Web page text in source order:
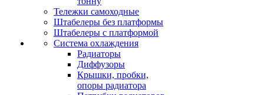
Тележки самоходные
Штабелеры без платформы
Штабелеры с платформой
Система охлаждения
Радиаторы
Диффузоры
Крышки, пробки,
опоры радиатора